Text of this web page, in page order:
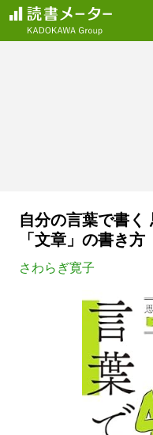
自分の言葉で書く
「文章」の書き方
さわらぎ寛子